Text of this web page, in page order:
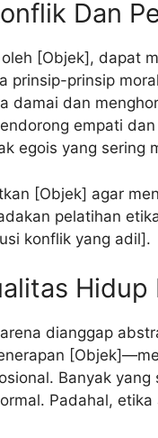
Dan
[Objek], dapat
prinsip-prinsip
damai dan
empati
egois yang sering
[Objek] agar
pelatihan
konflik yang adil].
Hidup
dianggap
Banyak
Padahal,